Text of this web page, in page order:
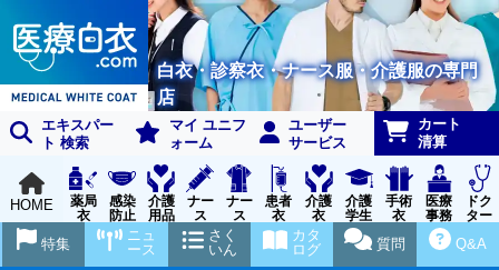
白衣・診察衣・ナース服・介護服の専門
店
エキスパー
ト 検索
マイ ユニフ
ォーム
ユーザー
サービス
カート
清算
HOME
薬局
衣
感染
防止
用品
介護
用品
ナー
ス
グッ
ズ
ナー
ス
ウェ
ア
患者
衣
介護
衣
介護
学生
実習
衣
手術
衣
医療
事務
受付
ドク
ター
ア
Q&A
質問
カタ
ログ
さく
いん
ニュ
ース
特集